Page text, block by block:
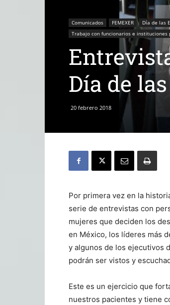
Comunicados FEMEXER Día de las
Trabajo con funcionarios e instituciones
Día de
20 febrero 2018
Por primera vez en la
serie de entrevistas con
mujeres que deciden los
en México, los líderes más
y algunos de los ejecutivos
podrán ser vistos y
Este es un ejercicio que
nuestros pacientes y tiene